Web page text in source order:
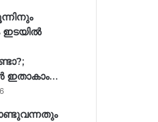
ഇതാകാം…